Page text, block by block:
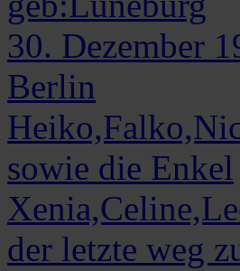
30. Dezember
Berlin
sowie die Enkel
der letzte weg